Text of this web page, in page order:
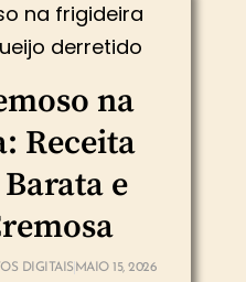
na
Receita
e
DIGITAIS MAIO 15, 2026